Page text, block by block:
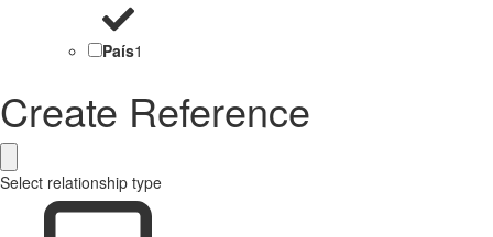
País1
Create Reference
Select relationship type